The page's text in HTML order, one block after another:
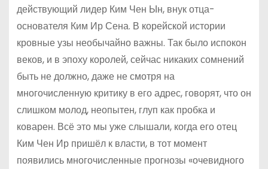
действующий лидер Ким Чен Ын, внук отца-
основателя Ким Ир Сена. В корейской истории
кровные узы необычайно важны. Так было испокон
веков, и в эпоху королей, сейчас никаких сомнений
быть не должно, даже не смотря на
многочисленную критику в его адрес, говорят, что он
слишком молод, неопытен, глуп как пробка и
коварен. Всё это мы уже слышали, когда его отец
Ким Чен Ир пришёл к власти, в тот момент
появились многочисленные прогнозы «очевидного